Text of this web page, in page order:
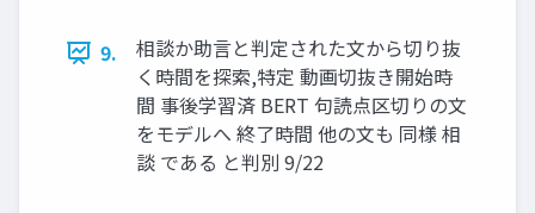
9.
相談か助言と判定された文から切り抜
く時間を探索,特定 動画切抜き開始時
間 事後学習済 BERT 句読点区切りの文
をモデルへ 終了時間 他の文も 同様 相
談 である と判別 9/22